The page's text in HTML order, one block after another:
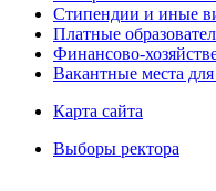
Стипендии и иные
Платные
Финансово-
Вакантные места
Карта сайта
Выборы ректора